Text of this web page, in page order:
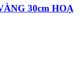
30cm HOẠ